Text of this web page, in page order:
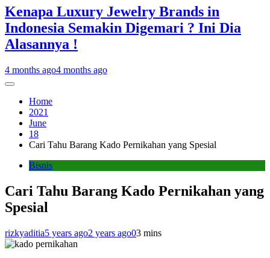
Kenapa Luxury Jewelry Brands in
Indonesia Semakin Digemari ? Ini Dia
Alasannya !
4 months ago4 months ago
Home
2021
June
18
Cari Tahu Barang Kado Pernikahan yang Spesial
Bisnis
Cari Tahu Barang Kado Pernikahan yang
Spesial
rizkyaditia5 years ago2 years ago03 mins